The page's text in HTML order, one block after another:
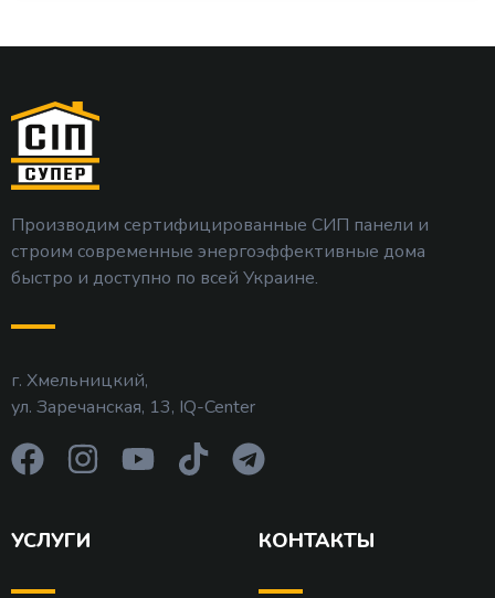
Производим сертифицированные СИП панели и
строим современные энергоэффективные дома
быстро и доступно по всей Украине.
г. Хмельницкий,
ул. Заречанская, 13, IQ-Center
УСЛУГИ КОНТАКТЫ